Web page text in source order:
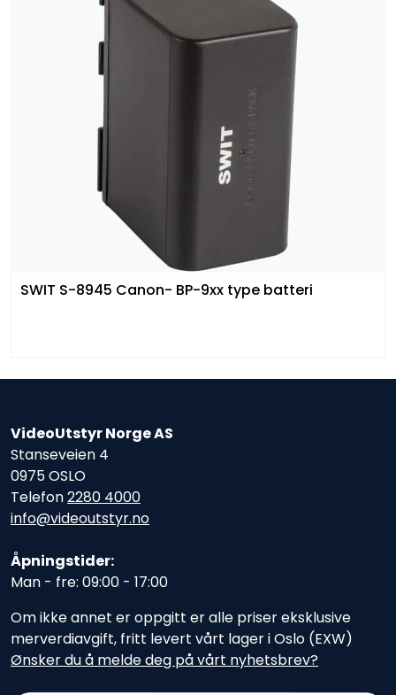
SWIT S-8945 Canon- BP-9xx type batteri
VideoUtstyr Norge AS
Stanseveien 4
0975 OSLO
Telefon2280 4000
info@videoutstyr.no
Åpningstider:
Man - fre: 09:00 - 17:00
Om ikke annet er oppgitt er alle priser eksklusive
merverdiavgift, fritt levert vårt lager i Oslo (EXW)
Ønsker du å melde deg på vårt nyhetsbrev?